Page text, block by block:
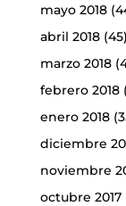
mayo 2018
abril 2018(45)
marzo 2018
febrero 2018
enero 2018
diciembre
noviembre
octubre 2017